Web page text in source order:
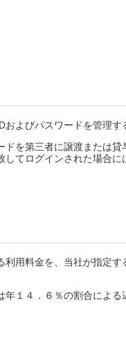
よびパスワードを管理す
を第三者に譲渡または
てログインされた場合
用料金を、当社が指定す
１４．６％の割合による